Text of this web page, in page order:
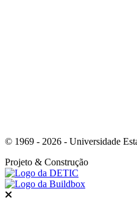
© 1969 - 2026 - Universidade
Projeto & Construção